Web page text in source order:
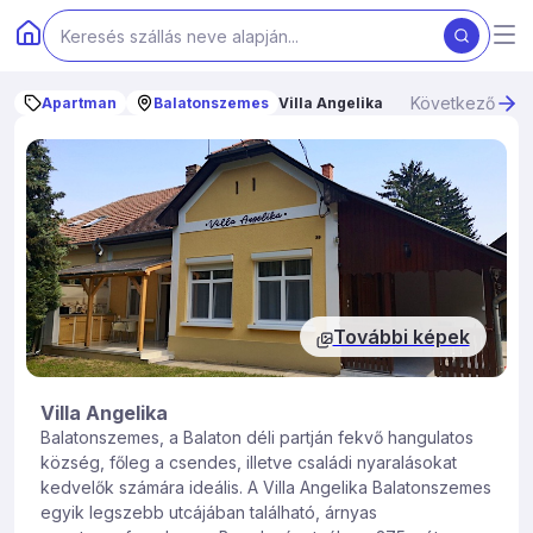
Apartman Balatonszemes Villa Angelika Következő
További képek
Villa Angelika
Balatonszemes, a Balaton déli partján fekvő hangulatos
község, főleg a csendes, illetve családi nyaralásokat
kedvelők számára ideális. A Villa Angelika Balatonszemes
egyik legszebb utcájában található, árnyas